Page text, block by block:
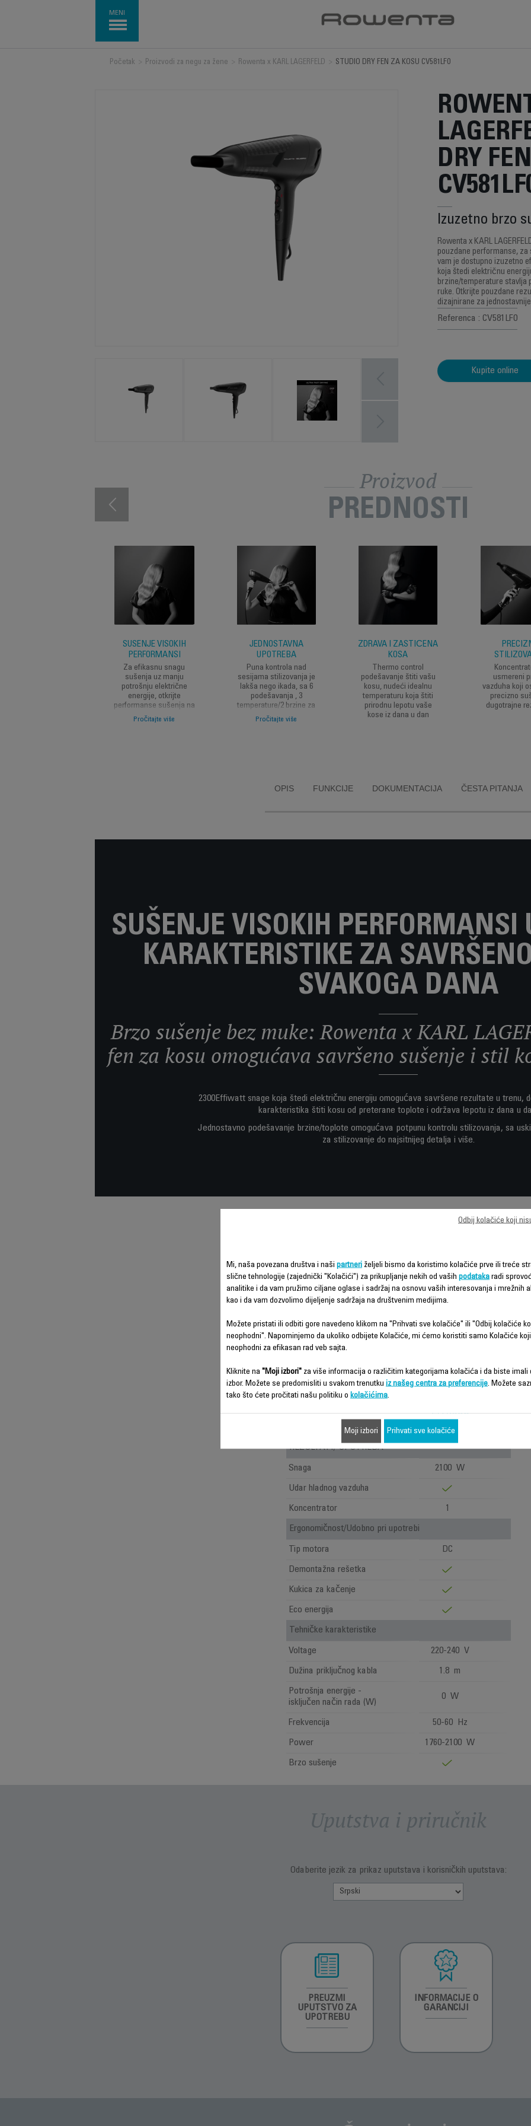
MENI
Početak Proizvodi za negu za žene Rowenta x KARL LAGERFELD STUDIO DRY FEN ZA KOSU CV581LF0
DRY
Izuzetno brzo
Rowenta x KARL
pouzdane performanse, za
vam je dostupno izuzetno
koja štedi električnu
brzine/temperature stavlja
ruke. Otkrijte pouzdane
dizajnirane za
Referenca : CV581LF0
Kupite online
Proizvod
PREDNOSTI
SUŠENJE VISOKIH
PERFORMANSI
Za efikasnu snagu
sušenja uz manju
potrošnju električne
energije, otkrijte
performanse sušenja na
koje možete računati iz
dana u dan, uz
Pročitajte više
JEDNOSTAVNA
UPOTREBA
Puna kontrola nad
sesijama stilizovanja je
lakša nego ikada, sa 6
podešavanja , 3
temperature/2 brzine za
prilagođavanje protoka
vazduha i temperature
Pročitajte više
ZDRAVA I ZAŠTIĆENA
KOSA
Thermo control
podešavanje štiti vašu
kosu, nudeći idealnu
temperaturu koja štiti
prirodnu lepotu vaše
kose iz dana u dan
usmereni
vazduha koji
precizno
dugotrajne
OPIS FUNKCIJE DOKUMENTACIJA ČESTA PITANJA
SUŠENJE VISOKIH PERFORMANSI
KARAKTERISTIKE ZA
SVAKOGA DANA
Brzo sušenje bez muke: Rowenta x KARL
fen za kosu omogućava savršeno sušenje i stil
2300Effiwatt snage koja štedi električnu energiju omogućava savršene rezultate u trenu,
karakteristika štiti kosu od preterane toplote i održava lepotu iz dana u
Jednostavno podešavanje brzine/toplote omogućava potpunu kontrolu stilizovanja, sa
za stilizovanje do najsitnijeg detalja i više.
Funkcije – poređenje
STUDIO
ZA KOSU
CV581LF0
REZULTATI/ UPOTREBA
Snaga 2100 W
Udar hladnog vazduha
Koncentrator 1
Ergonomičnost/Udobno pri upotrebi
Tip motora DC
Demontažna rešetka
Kukica za kačenje
Eco energija
Tehničke karakteristike
Voltage 220-240 V
Dužina priključnog kabla 1.8 m
Potrošnja energije -
isključen način rada (W)
0 W
Frekvencija 50-60 Hz
Power 1760-2100 W
Brzo sušenje
Uputstva i priručnik
Odaberite jezik za prikaz uputstava i korisničkih uputstava:
PREUZMI
UPUTSTVO ZA
UPOTREBU
INFORMACIJE O
GARANCIJI
Mi, naša povezana društva i naši partneri željeli bismo da koristimo kolačiće prve ili treće
slične tehnologije (zajednički "Kolačići") za prikupljanje nekih od vaših podataka radi
analitike i da vam pružimo ciljane oglase i sadržaj na osnovu vaših interesovanja i mrežnih
kao i da vam dozvolimo dijeljenje sadržaja na društvenim medijima.
Možete pristati ili odbiti gore navedeno klikom na "Prihvati sve kolačiće" ili "Odbij kolačiće
neophodni". Napominjemo da ukoliko odbijete Kolačiće, mi ćemo koristiti samo Kolačiće
neophodni za efikasan rad veb sajta.
Kliknite na "Moji izbori" za više informacija o različitim kategorijama kolačića i da biste imali
izbor. Možete se predomisliti u svakom trenutku iz našeg centra za preferencije. Možete
tako što ćete pročitati našu politiku o kolačićima.
Odbij kolačiće koji
Moji izbori Prihvati sve kolačiće